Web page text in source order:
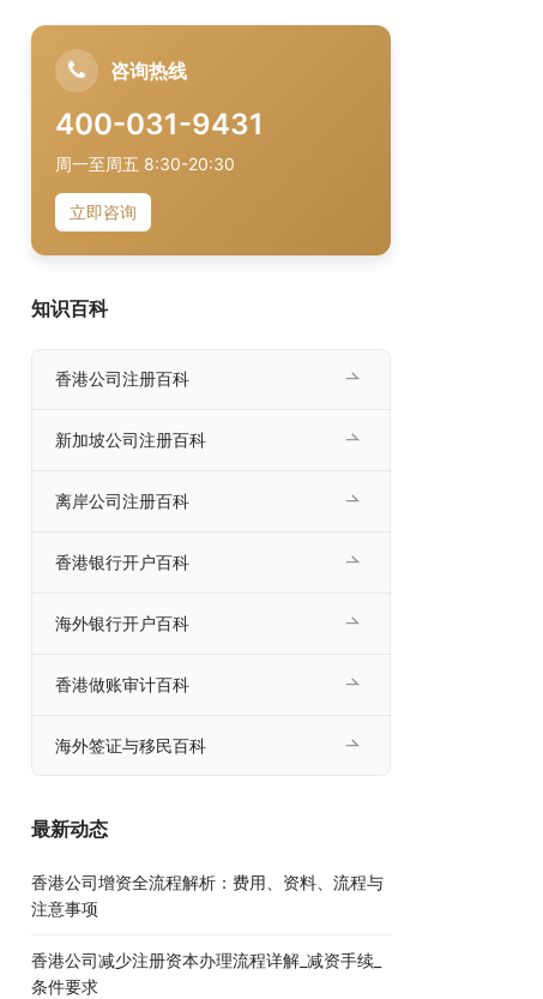
咨询热线
400-031-9431
周一至周五 8:30-20:30
立即咨询
知识百科
香港公司注册百科
新加坡公司注册百科
离岸公司注册百科
香港银行开户百科
海外银行开户百科
香港做账审计百科
海外签证与移民百科
最新动态
香港公司增资全流程解析：费用、资料、流程与
注意事项
香港公司减少注册资本办理流程详解_减资手续_
条件要求